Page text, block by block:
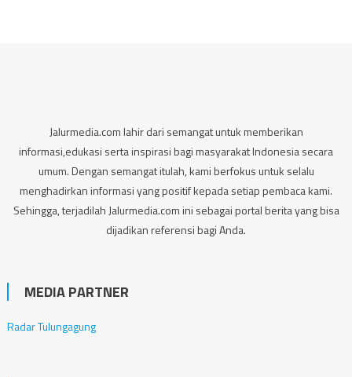
Jalurmedia.com lahir dari semangat untuk memberikan
informasi,edukasi serta inspirasi bagi masyarakat Indonesia secara
umum. Dengan semangat itulah, kami berfokus untuk selalu
menghadirkan informasi yang positif kepada setiap pembaca kami.
Sehingga, terjadilah Jalurmedia.com ini sebagai portal berita yang bisa
dijadikan referensi bagi Anda.
MEDIA PARTNER
Radar Tulungagung